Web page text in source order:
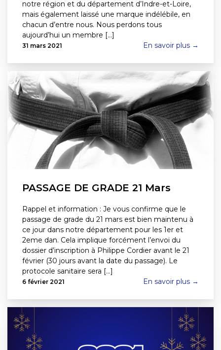
notre région et du département d’Indre-et-Loire,
mais également laissé une marque indélébile, en
chacun d’entre nous. Nous perdons tous
aujourd’hui un membre [...]
31 mars 2021 En savoir plus →
PASSAGE DE GRADE 21 Mars
Rappel et information : Je vous confirme que le
passage de grade du 21 mars est bien maintenu à
ce jour dans notre département pour les 1er et
2eme dan. Cela implique forcément l’envoi du
dossier d’inscription à Philippe Cordier avant le 21
février (30 jours avant la date du passage). Le
protocole sanitaire sera [...]
6 février 2021 En savoir plus →